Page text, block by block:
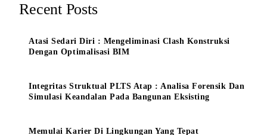
Recent Posts
Atasi Sedari Diri : Mengeliminasi Clash Konstruksi
Dengan Optimalisasi BIM
Integritas Struktual PLTS Atap : Analisa Forensik Dan
Simulasi Keandalan Pada Bangunan Eksisting
Memulai Karier Di Lingkungan Yang Tepat